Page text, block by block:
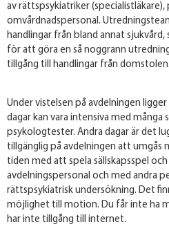
av rättspsykiatriker
omvårdnadspersonal.
handlingar från bland annat
för att göra en så noggrann
tillgång till handlingar från domstolen.
Under vistelsen på avdelningen
dagar kan vara intensiva med
psykologtester. Andra dagar är det
tillgänglig på avdelningen att umgås
tiden med att spela sällskapsspel
avdelningspersonal och med andra
rättspsykiatrisk undersökning. Det
möjlighet till motion. Du får inte ha
har inte tillgång till internet.